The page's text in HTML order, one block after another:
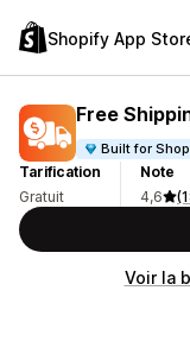
Shopify App
Free
Built for
Tarification
Gratuit
Note
4,6
Voir la